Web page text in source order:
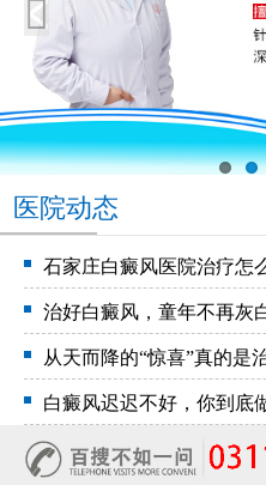
医院动态
石家庄白癜风医院治疗怎
治好白癜风，童年不再灰
从天而降的“惊喜”真的是
白癜风迟迟不好，你到底